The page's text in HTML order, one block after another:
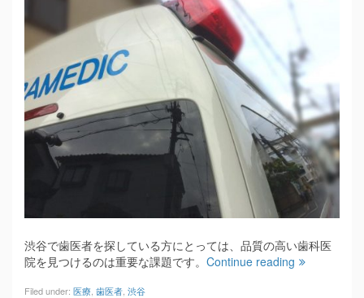
渋谷で歯医者を探している方にとっては、品質の高い歯科医
院を見つけるのは重要な課題です。 Continue reading
Filed under: 医療 歯医者 渋谷